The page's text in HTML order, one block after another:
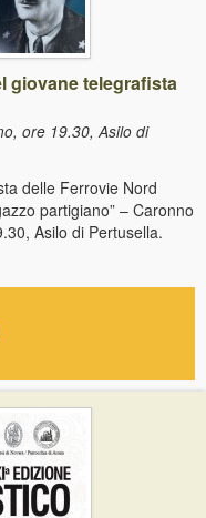
giovane telegrafista
ore 19.30, Asilo di
delle Ferrovie Nord
partigiano” – Caronno
Asilo di Pertusella.